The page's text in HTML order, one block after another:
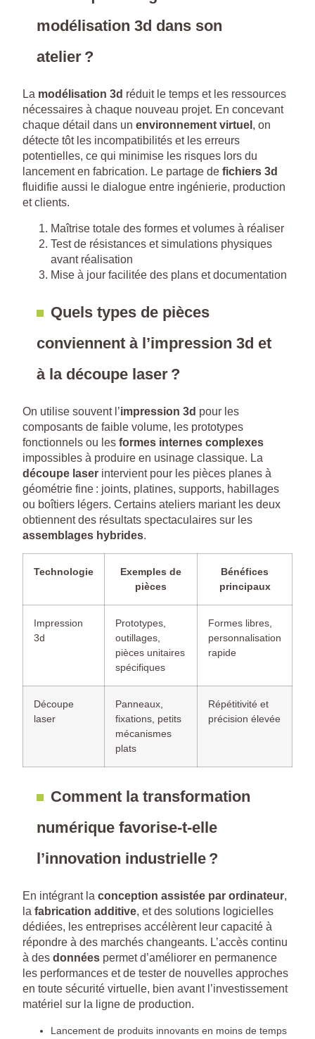
modélisation 3d dans son
atelier ?
La modélisation 3d réduit le temps et les ressources
nécessaires à chaque nouveau projet. En concevant
chaque détail dans un environnement virtuel , on
détecte tôt les incompatibilités et les erreurs
potentielles, ce qui minimise les risques lors du
lancement en fabrication. Le partage de fichiers 3d
fluidifie aussi le dialogue entre ingénierie, production
et clients.
Maîtrise totale des formes et volumes à réaliser
Test de résistances et simulations physiques
avant réalisation
Mise à jour facilitée des plans et documentation
Quels types de pièces
conviennent à l’impression 3d et
à la découpe laser ?
On utilise souvent l’impression 3d pour les
composants de faible volume, les prototypes
fonctionnels ou les formes internes complexes
impossibles à produire en usinage classique. La
découpe laser intervient pour les pièces planes à
géométrie fine : joints, platines, supports, habillages
ou boîtiers légers. Certains ateliers mariant les deux
obtiennent des résultats spectaculaires sur les
assemblages hybrides.
Technologie
Exemples de
pièces
Bénéfices
principaux
Impression
3d
Prototypes,
outillages,
pièces unitaires
spécifiques
Formes libres,
personnalisation
rapide
Découpe
laser
Panneaux,
fixations, petits
mécanismes
plats
Répétitivité et
précision élevée
Comment la transformation
numérique favorise-t-elle
l’innovation industrielle ?
En intégrant la conception assistée par ordinateur,
la fabrication additive, et des solutions logicielles
dédiées, les entreprises accélèrent leur capacité à
répondre à des marchés changeants. L’accès continu
à des données permet d’améliorer en permanence
les performances et de tester de nouvelles approches
en toute sécurité virtuelle, bien avant l’investissement
matériel sur la ligne de production.
Lancement de produits innovants en moins de temps